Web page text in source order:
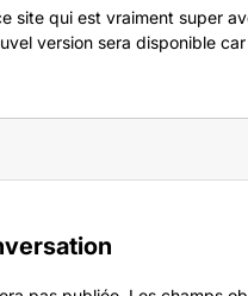
site qui est vraiment super
version sera disponible